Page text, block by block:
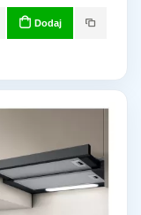
Dodaj